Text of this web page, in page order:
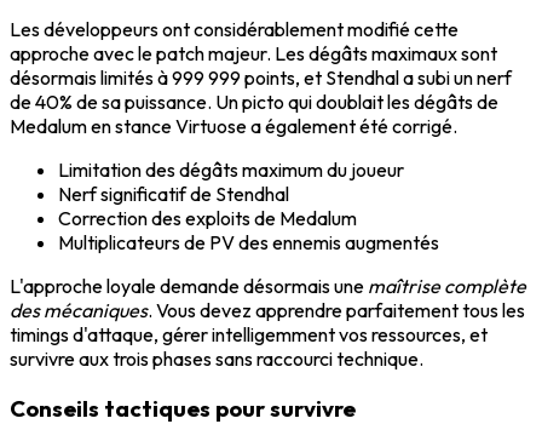
Les développeurs ont considérablement modifié cette
approche avec le patch majeur. Les dégâts maximaux sont
désormais limités à 999 999 points, et Stendhal a subi un nerf
de 40% de sa puissance. Un picto qui doublait les dégâts de
Medalum en stance Virtuose a également été corrigé.
Limitation des dégâts maximum du joueur
Nerf significatif de Stendhal
Correction des exploits de Medalum
Multiplicateurs de PV des ennemis augmentés
L'approche loyale demande désormais une maîtrise complète
des mécaniques. Vous devez apprendre parfaitement tous les
timings d'attaque, gérer intelligemment vos ressources, et
survivre aux trois phases sans raccourci technique.
Conseils tactiques pour survivre